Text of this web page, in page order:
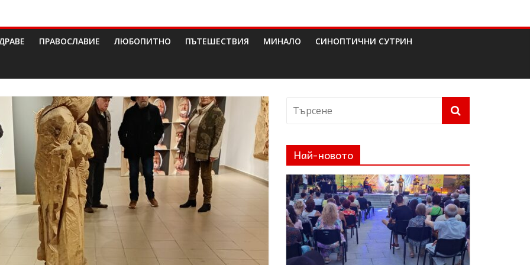
ПРАВОСЛАВИЕ ЛЮБОПИТНО ПЪТЕШЕСТВИЯ МИНАЛО СИНОПТИЧНИ СУТРИН
Най-новото